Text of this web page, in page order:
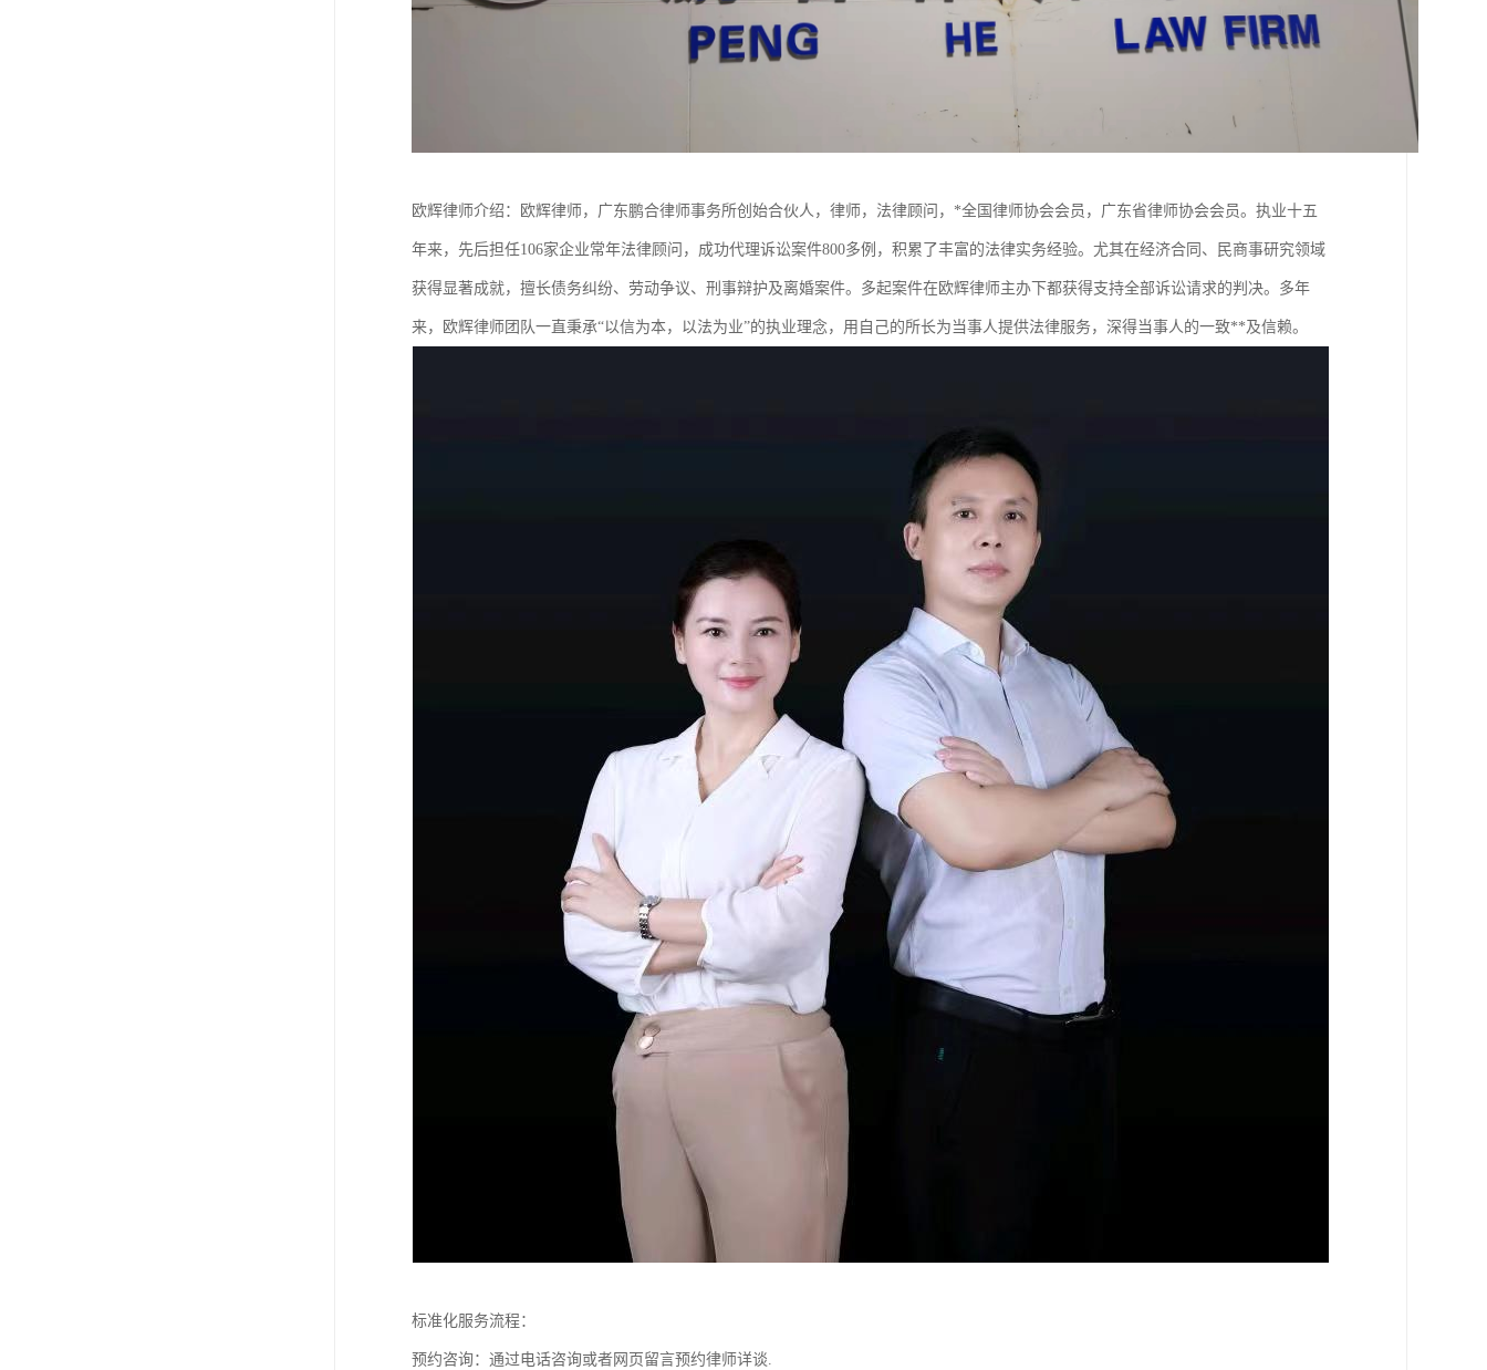
欧辉律师介绍：欧辉律师，广东鹏合律师事务所创始合伙人，律师，法律顾问，*全国律师协会会员，广东省律师协会会员。执业十五
年来，先后担任106家企业常年法律顾问，成功代理诉讼案件800多例，积累了丰富的法律实务经验。尤其在经济合同、民商事研究领域
获得显著成就，擅长债务纠纷、劳动争议、刑事辩护及离婚案件。多起案件在欧辉律师主办下都获得支持全部诉讼请求的判决。多年
来，欧辉律师团队一直秉承“以信为本，以法为业”的执业理念，用自己的所长为当事人提供法律服务，深得当事人的一致**及信赖。
标准化服务流程：
预约咨询：通过电话咨询或者网页留言预约律师详谈.